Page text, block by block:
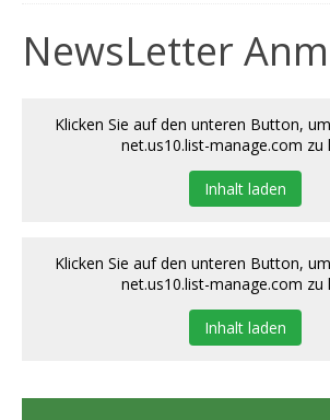
NewsLetter
Klicken Sie auf den unteren Button,
net.us10.list-manage.com zu
Inhalt laden
Klicken Sie auf den unteren Button,
net.us10.list-manage.com zu
Inhalt laden